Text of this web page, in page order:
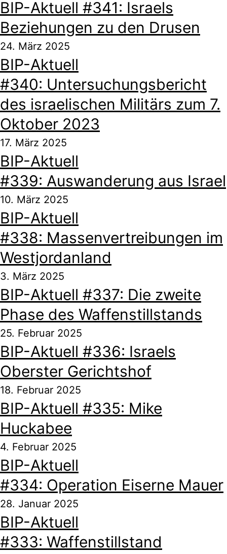
BIP-Aktuell #341: Israels
Beziehungen zu den Drusen
24. März 2025
BIP-Aktuell
#340: Untersuchungsbericht
des israelischen Militärs zum 7.
Oktober 2023
17. März 2025
BIP-Aktuell
#339: Auswanderung aus Israel
10. März 2025
BIP-Aktuell
#338: Massenvertreibungen im
Westjordanland
3. März 2025
BIP-Aktuell #337: Die zweite
Phase des Waffenstillstands
25. Februar 2025
BIP-Aktuell #336: Israels
Oberster Gerichtshof
18. Februar 2025
BIP-Aktuell #335: Mike
Huckabee
4. Februar 2025
BIP-Aktuell
#334: Operation Eiserne Mauer
28. Januar 2025
BIP-Aktuell
#333: Waffenstillstand